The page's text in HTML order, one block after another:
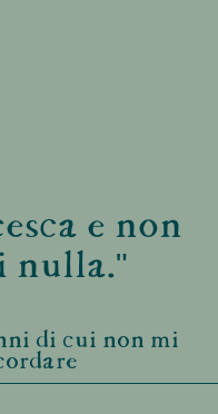
e non
nulla."
di cui non mi